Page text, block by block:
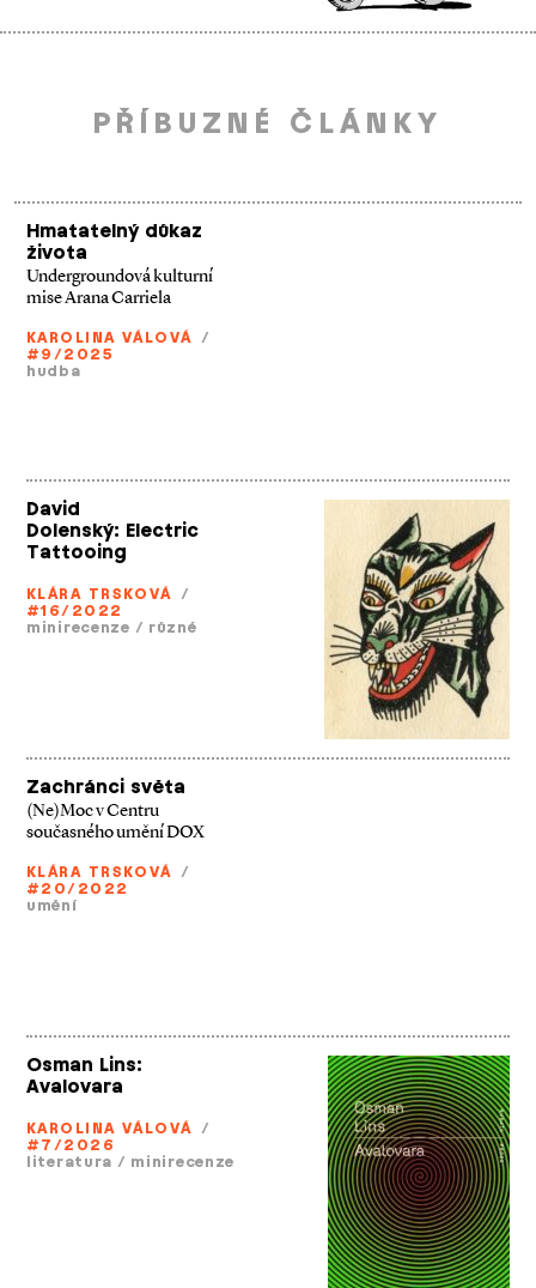
PŘÍBUZNÉ ČLÁNKY
Hmatatelný důkaz
života
Undergroundová kulturní
mise Arana Carriela
KAROLINA VÁLOVÁ /
#9/2025
hudba
David
Dolenský: Electric
Tattooing
KLÁRA TRSKOVÁ /
#16/2022
minirecenze / různé
Zachránci světa
(Ne)Moc v Centru
současného umění DOX
KLÁRA TRSKOVÁ /
#20/2022
umění
Osman Lins:
Avalovara
KAROLINA VÁLOVÁ /
#7/2026
literatura / minirecenze